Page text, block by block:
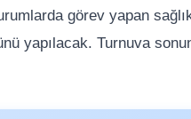
görev yapan
yapılacak. Turnuva